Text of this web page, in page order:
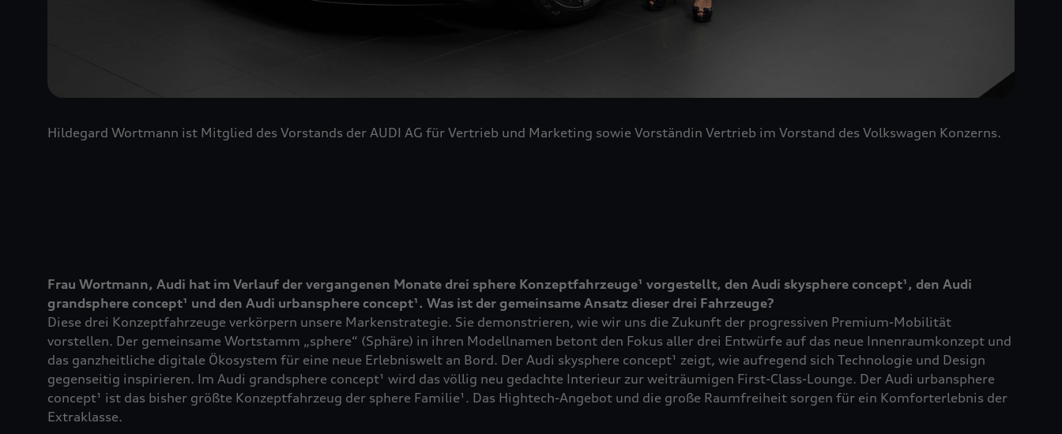
Hildegard Wortmann ist Mitglied des Vorstands der AUDI AG für Vertrieb und Marketing sowie Vorständin Vertrieb im Vorstand des Volkswagen Konzerns.
Frau Wortmann, Audi hat im Verlauf der vergangenen Monate drei sphere Konzeptfahrzeuge¹ vorgestellt, den Audi skysphere concept¹, den Audi
grandsphere concept¹ und den Audi urbansphere concept¹. Was ist der gemeinsame Ansatz dieser drei Fahrzeuge?
Diese drei Konzeptfahrzeuge verkörpern unsere Markenstrategie. Sie demonstrieren, wie wir uns die Zukunft der progressiven Premium-Mobilität
vorstellen. Der gemeinsame Wortstamm „sphere“ (Sphäre) in ihren Modellnamen betont den Fokus aller drei Entwürfe auf das neue Innenraumkonzept und
das ganzheitliche digitale Ökosystem für eine neue Erlebniswelt an Bord. Der Audi skysphere concept¹ zeigt, wie aufregend sich Technologie und Design
gegenseitig inspirieren. Im Audi grandsphere concept¹ wird das völlig neu gedachte Interieur zur weiträumigen First-Class-Lounge. Der Audi urbansphere
concept¹ ist das bisher größte Konzeptfahrzeug der sphere Familie¹. Das Hightech-Angebot und die große Raumfreiheit sorgen für ein Komforterlebnis der
Extraklasse.